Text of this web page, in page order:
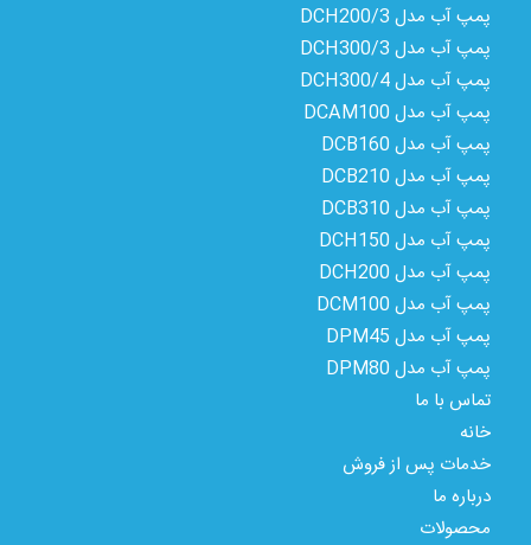
پمپ آب مدل 3/DCH200
پمپ آب مدل 3/DCH300
پمپ آب مدل 4/DCH300
پمپ آب مدل DCAM100
پمپ آب مدل DCB160
پمپ آب مدل DCB210
پمپ آب مدل DCB310
پمپ آب مدل DCH150
پمپ آب مدل DCH200
پمپ آب مدل DCM100
پمپ آب مدل DPM45
پمپ آب مدل DPM80
تماس با ما
خانه
خدمات پس از فروش
درباره ما
محصولات